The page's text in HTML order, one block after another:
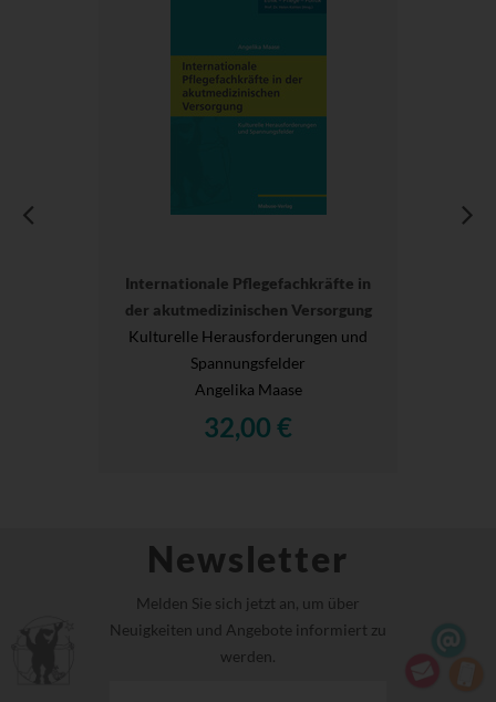
Internationale Pflegefachkräfte in
der akutmedizinischen Versorgung
Kulturelle Herausforderungen und
Spannungsfelder
Angelika Maase
32,00 €
Newsletter
Melden Sie sich jetzt an, um über
Neuigkeiten und Angebote informiert zu
werden.